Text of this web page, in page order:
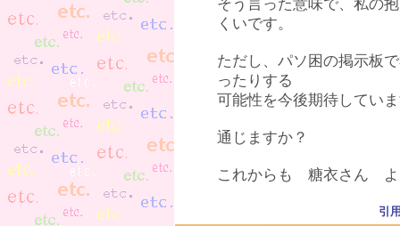
そう言った意味で、私の
くいです。
ただし、パソ困の掲示板
ったりする
可能性を今後期待してい
通じますか？
これからも 糖衣さん よ
引